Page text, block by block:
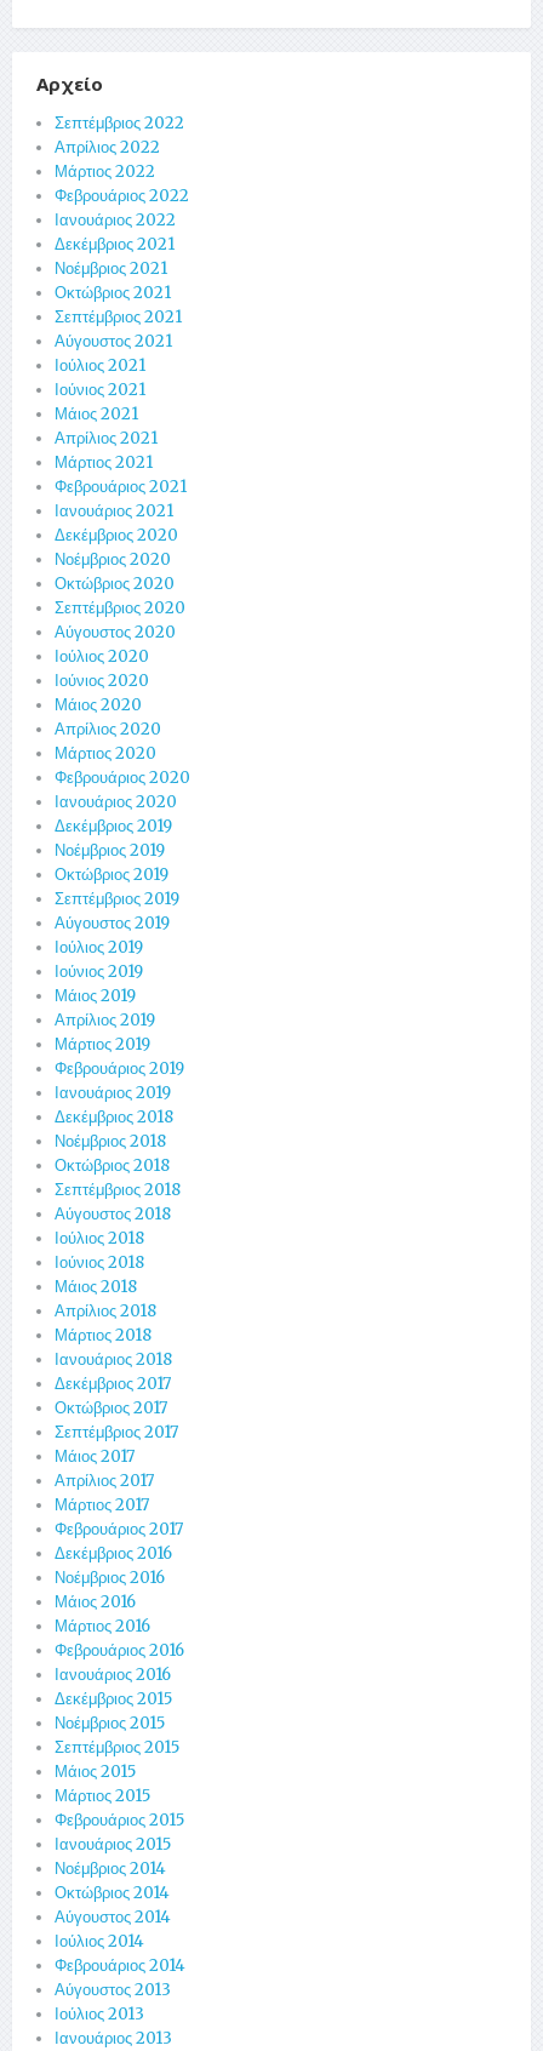
Αρχείο
Σεπτέμβριος 2022
Απρίλιος 2022
Μάρτιος 2022
Φεβρουάριος 2022
Ιανουάριος 2022
Δεκέμβριος 2021
Νοέμβριος 2021
Οκτώβριος 2021
Σεπτέμβριος 2021
Αύγουστος 2021
Ιούλιος 2021
Ιούνιος 2021
Μάιος 2021
Απρίλιος 2021
Μάρτιος 2021
Φεβρουάριος 2021
Ιανουάριος 2021
Δεκέμβριος 2020
Νοέμβριος 2020
Οκτώβριος 2020
Σεπτέμβριος 2020
Αύγουστος 2020
Ιούλιος 2020
Ιούνιος 2020
Μάιος 2020
Απρίλιος 2020
Μάρτιος 2020
Φεβρουάριος 2020
Ιανουάριος 2020
Δεκέμβριος 2019
Νοέμβριος 2019
Οκτώβριος 2019
Σεπτέμβριος 2019
Αύγουστος 2019
Ιούλιος 2019
Ιούνιος 2019
Μάιος 2019
Απρίλιος 2019
Μάρτιος 2019
Φεβρουάριος 2019
Ιανουάριος 2019
Δεκέμβριος 2018
Νοέμβριος 2018
Οκτώβριος 2018
Σεπτέμβριος 2018
Αύγουστος 2018
Ιούλιος 2018
Ιούνιος 2018
Μάιος 2018
Απρίλιος 2018
Μάρτιος 2018
Ιανουάριος 2018
Δεκέμβριος 2017
Οκτώβριος 2017
Σεπτέμβριος 2017
Μάιος 2017
Απρίλιος 2017
Μάρτιος 2017
Φεβρουάριος 2017
Δεκέμβριος 2016
Νοέμβριος 2016
Μάιος 2016
Μάρτιος 2016
Φεβρουάριος 2016
Ιανουάριος 2016
Δεκέμβριος 2015
Νοέμβριος 2015
Σεπτέμβριος 2015
Μάιος 2015
Μάρτιος 2015
Φεβρουάριος 2015
Ιανουάριος 2015
Νοέμβριος 2014
Οκτώβριος 2014
Αύγουστος 2014
Ιούλιος 2014
Φεβρουάριος 2014
Αύγουστος 2013
Ιούλιος 2013
Ιανουάριος 2013